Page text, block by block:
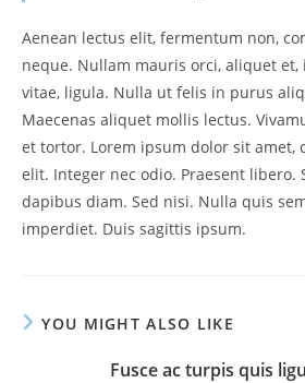
Aenean lectus elit, fermentum non,
neque. Nullam mauris orci, aliquet et,
vitae, ligula. Nulla ut felis in purus
Maecenas aliquet mollis lectus.
et tortor. Lorem ipsum dolor sit amet,
elit. Integer nec odio. Praesent libero.
dapibus diam. Sed nisi. Nulla quis
imperdiet. Duis sagittis ipsum.
YOU MIGHT ALSO LIKE
Fusce ac turpis quis